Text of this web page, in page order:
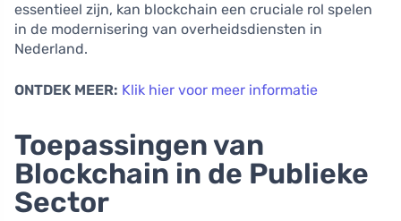
essentieel zijn, kan blockchain een cruciale rol spelen
in de modernisering van overheidsdiensten in
Nederland.
ONTDEK MEER: Klik hier voor meer informatie
Toepassingen van
Blockchain in de Publieke
Sector